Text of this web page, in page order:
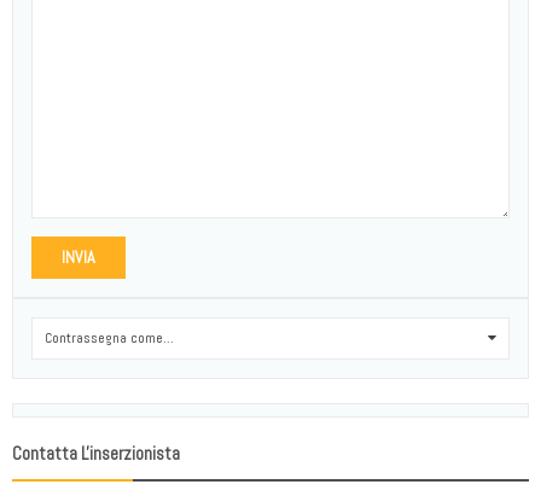
INVIA
Contrassegna come...
Contatta L'inserzionista